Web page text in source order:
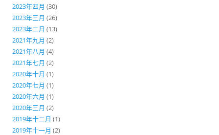
2023年四月 (30)
2023年三月 (26)
2023年二月 (13)
2021年九月 (2)
2021年八月 (4)
2021年七月 (2)
2020年十月 (1)
2020年七月 (1)
2020年六月 (1)
2020年三月 (2)
2019年十二月 (1)
2019年十一月 (2)